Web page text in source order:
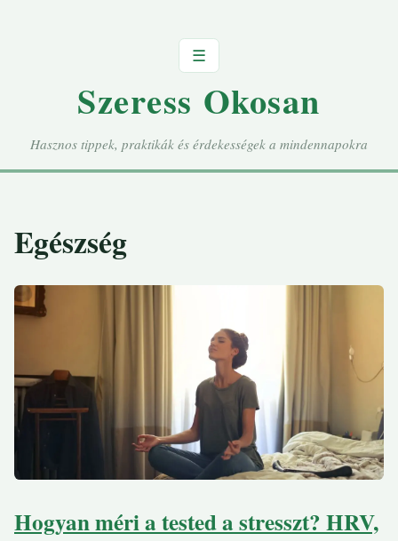
☰
Szeress Okosan
Hasznos tippek, praktikák és érdekességek a mindennapokra
Egészség
Hogyan méri a tested a stresszt? HRV,